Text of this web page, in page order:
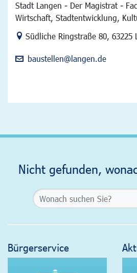
Stadt Langen - Der Magistrat -
Wirtschaft, Stadtentwicklung,
Link zur Google-Maps
Südliche Ringstraße 80, 63225
baustellen@langen.de
Nicht gefunden,
Bürgerservice